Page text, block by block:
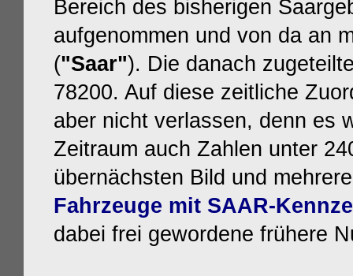
Bereich des bisherigen
aufgenommen und von da an
("Saar"). Die danach
78200. Auf diese zeitliche
aber nicht verlassen, denn es
Zeitraum auch Zahlen unter
übernächsten Bild und
Fahrzeuge mit SAAR-
dabei frei gewordene frühere